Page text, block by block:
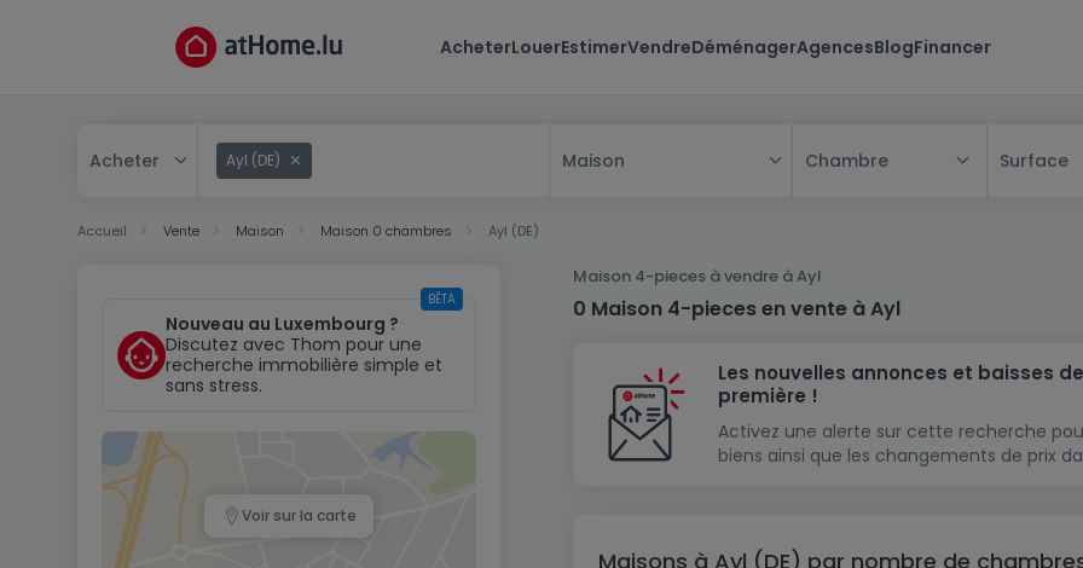
AcheterLouerEstimerVendreDéménagerAgencesBlogFinancer
Acheter Ayl (DE) Maison
Maison
Maison mitoyenne
Maison jumelée
Château
Appartement
Chambre
Studio
Triplex
Résidence
Lotissement
Maison à construire
Modèle de maison
Immeuble de rapport
Terrain non constructible
Garage - Parking
Bureau
Chambre Surface
Accueil Vente Maison Maison 0 chambres Ayl (DE)
Maison 4-pieces à vendre à Ayl
0 Maison 4-pieces en vente à Ayl
Les nouvelles annonces et baisses
première !
Activez une alerte sur cette recherche
biens ainsi que les changements de prix
Maisons à Ayl (DE) par nombre de
Nouveau au Luxembourg ?
Discutez avec Thom pour une
recherche immobilière simple et
sans stress.
BÊTA
Voir sur la carte